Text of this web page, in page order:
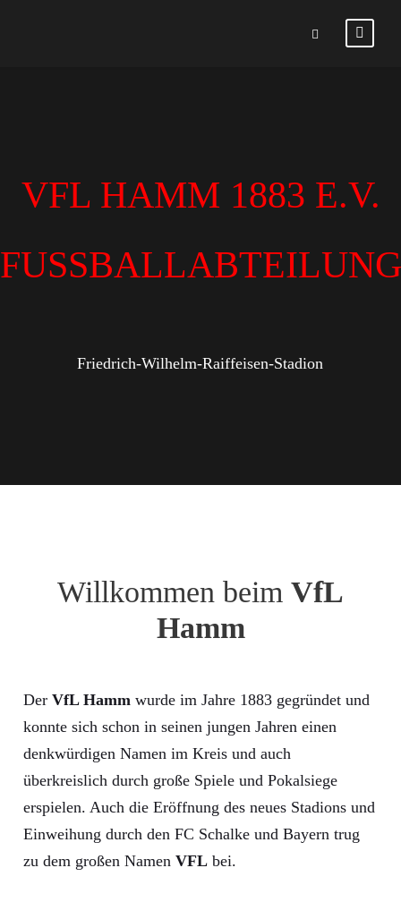
VFL HAMM 1883 E.V.
FUSSBALLABTEILUNG
Friedrich-Wilhelm-Raiffeisen-Stadion
Willkommen beim VfL
Hamm
Der VfL Hamm wurde im Jahre 1883 gegründet und
konnte sich schon in seinen jungen Jahren einen
denkwürdigen Namen im Kreis und auch
überkreislich durch große Spiele und Pokalsiege
erspielen. Auch die Eröffnung des neues Stadions und
Einweihung durch den FC Schalke und Bayern trug
zu dem großen Namen VFL bei.